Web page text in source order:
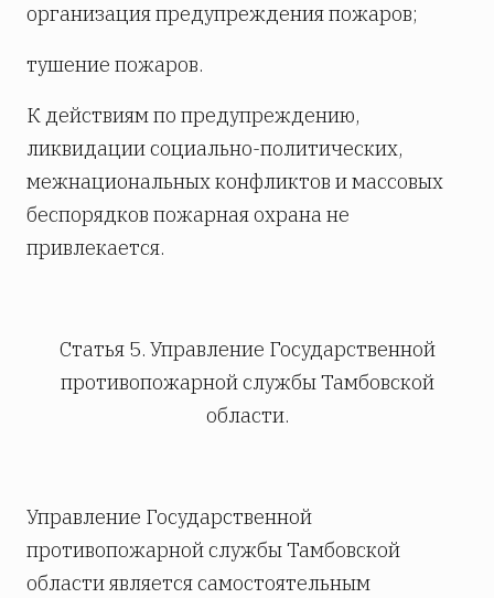
организация предупреждения пожаров;
тушение пожаров.
К действиям по предупреждению,
ликвидации социально-политических,
межнациональных конфликтов и массовых
беспорядков пожарная охрана не
привлекается.
Статья 5. Управление Государственной
противопожарной службы Тамбовской
области.
Управление Государственной
противопожарной службы Тамбовской
области является самостоятельным